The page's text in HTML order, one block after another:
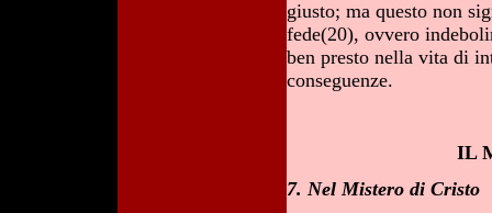
giusto; ma questo non
fede(20), ovvero
ben presto nella vita di
conseguenze.
IL
7. Nel Mistero di Cristo